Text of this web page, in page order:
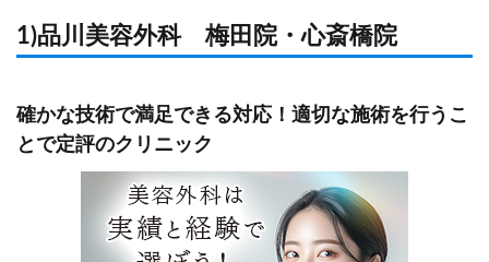
【心斎橋院】
3-2 ヒューリック心
屋町2-28 セン
【心斎橋筋院】
心斎橋筋1-4-12
【心斎橋御堂筋
1)品川美容外科 梅田院・心斎橋院
確かな技術で満足できる対応！適切な施術を行うこ
とで定評のクリニック